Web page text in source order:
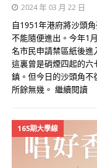
2024 年 03 月 22 日
自1951年港府將沙頭
不能隨便進出。今年1
名市民申請禁區紙後進
這裏曾是硝煙四起的
鎮。但今日的沙頭角
所餘無幾。 繼續閱讀
165期大學線